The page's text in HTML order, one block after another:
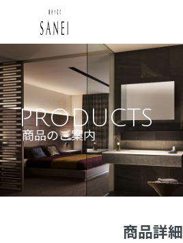
PRODUCTS
商品のご案内
商品詳細